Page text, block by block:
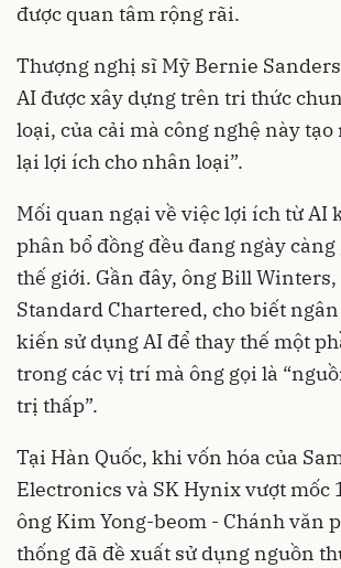
được quan tâm rộng rãi.
Thượng nghị sĩ Mỹ Bernie
AI được xây dựng trên tri thức
loại, của cải mà công nghệ này
lại lợi ích cho nhân loại”.
Mối quan ngại về việc lợi ích từ AI
phân bổ đồng đều đang ngày
thế giới. Gần đây, ông Bill Winters,
Standard Chartered, cho biết
kiến sử dụng AI để thay thế một
trong các vị trí mà ông gọi là
trị thấp”.
Tại Hàn Quốc, khi vốn hóa của
Electronics và SK Hynix vượt mốc
ông Kim Yong-beom - Chánh văn
thống đã đề xuất sử dụng nguồn